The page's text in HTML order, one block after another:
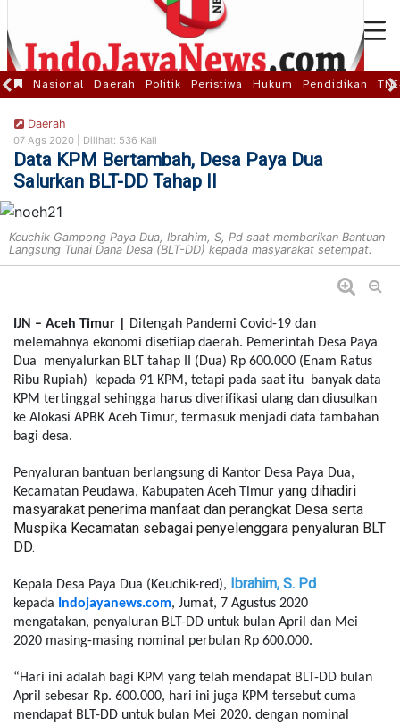
Nasional Daerah Politik Peristiwa Hukum Pendidikan
Daerah
07 Ags 2020 | Dilihat: 536 Kali
Data KPM Bertambah, Desa Paya Dua
Salurkan BLT-DD Tahap II
Keuchik Gampong Paya Dua, Ibrahim, S, Pd saat memberikan Bantuan
Langsung Tunai Dana Desa (BLT-DD) kepada masyarakat setempat.
IJN – Aceh Timur |
Ditengah Pandemi Covid-19 dan
melemahnya ekonomi disetiiap daerah. Pemerintah Desa Paya
Dua menyalurkan BLT tahap II (Dua) Rp 600.000 (Enam Ratus
Ribu Rupiah) kepada 91 KPM, tetapi pada saat itu banyak data
KPM tertinggal sehingga harus diverifikasi ulang dan diusulkan
ke Alokasi APBK Aceh Timur, termasuk menjadi data tambahan
bagi desa.
Penyaluran bantuan berlangsung di Kantor Desa Paya Dua,
Kecamatan Peudawa, Kabupaten Aceh Timur yang dihadiri
masyarakat penerima manfaat dan perangkat Desa serta
Muspika Kecamatan sebagai penyelenggara penyaluran BLT
DD.
Kepala Desa Paya Dua (Keuchik-red), Ibrahim, S. Pd
kepada Indojayanews.com, Jumat, 7 Agustus 2020
mengatakan, penyaluran BLT-DD untuk bulan April dan Mei
2020 masing-masing nominal perbulan Rp 600.000.
“Hari ini adalah bagi KPM yang telah mendapat BLT-DD bulan
April sebesar Rp. 600.000, hari ini juga KPM tersebut cuma
mendapat BLT-DD untuk bulan Mei 2020. dengan nominal